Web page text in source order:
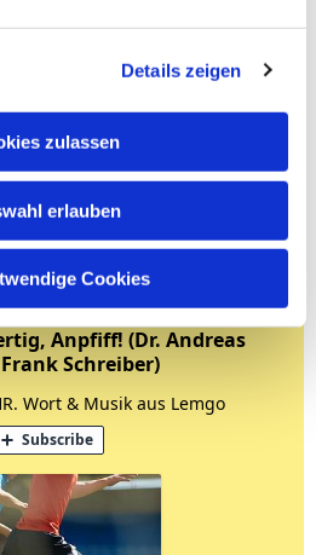
Details zeigen
zulassen
erlauben
Cookies